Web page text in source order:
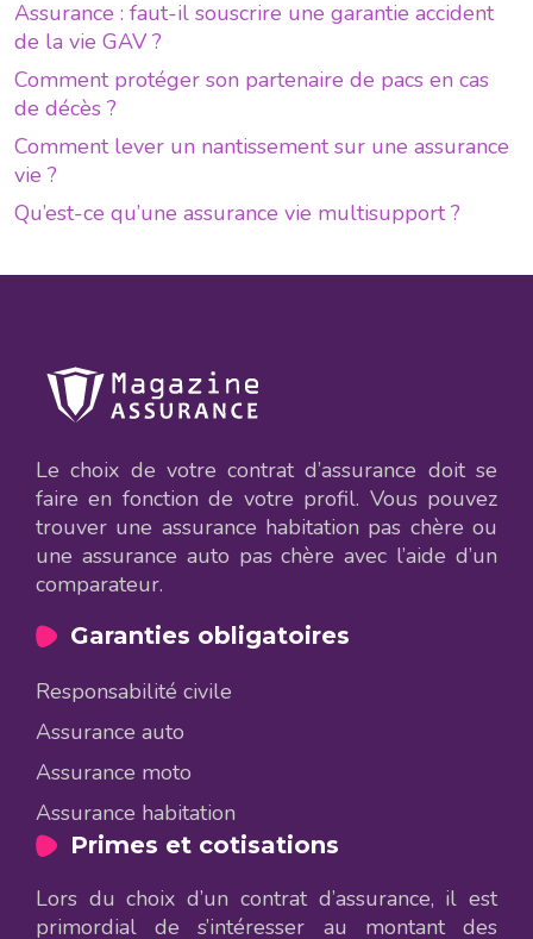
Assurance : faut-il souscrire une garantie accident
de la vie GAV ?
Comment protéger son partenaire de pacs en cas
de décès ?
Comment lever un nantissement sur une assurance
vie ?
Qu’est-ce qu’une assurance vie multisupport ?
Le choix de votre contrat d’assurance doit se
faire en fonction de votre profil. Vous pouvez
trouver une assurance habitation pas chère ou
une assurance auto pas chère avec l’aide d’un
comparateur.
Garanties obligatoires
Responsabilité civile
Assurance auto
Assurance moto
Assurance habitation
Primes et cotisations
Lors du choix d’un contrat d’assurance, il est
primordial de s’intéresser au montant des